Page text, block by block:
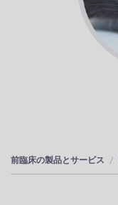
前臨床の製品とサービス